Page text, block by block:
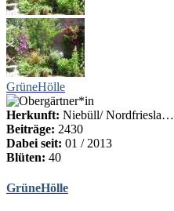
GrüneHölle
Herkunft: Niebüll/ Nordfriesla…
Beiträge: 2430
Dabei seit: 01 / 2013
Blüten: 40
GrüneHölle